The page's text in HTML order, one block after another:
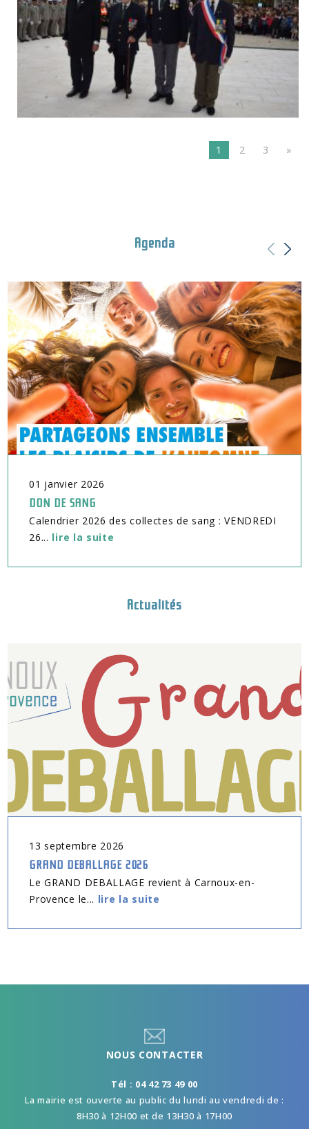
1 2 3 »
Agenda
01 janvier 2026
DON DE SANG
Calendrier 2026 des collectes de sang : VENDREDI
26... lire la suite
Actualités
13 septembre 2026
GRAND DEBALLAGE 2026
Le GRAND DEBALLAGE revient à Carnoux-en-
Provence le... lire la suite
NOUS CONTACTER
Tél : 04 42 73 49 00
La mairie est ouverte au public du lundi au vendredi de :
8H30 à 12H00 et de 13H30 à 17H00